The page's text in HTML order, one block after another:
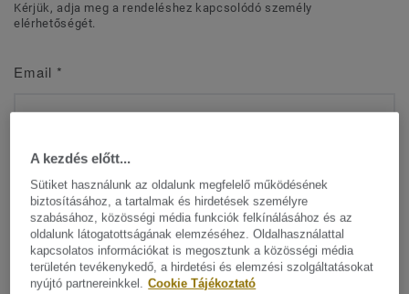
Kérjük, adja meg a rendeléshez kapcsolódó személy
elérhetőségét.
Email *
Név*
A kezdés előtt...
Sütiket használunk az oldalunk megfelelő működésének
biztosításához, a tartalmak és hirdetések személyre
szabásához, közösségi média funkciók felkínálásához és az
oldalunk látogatottságának elemzéséhez. Oldalhasználattal
kapcsolatos információkat is megosztunk a közösségi média
területén tevékenykedő, a hirdetési és elemzési szolgáltatásokat
nyújtó partnereinkkel. Cookie Tájékoztató